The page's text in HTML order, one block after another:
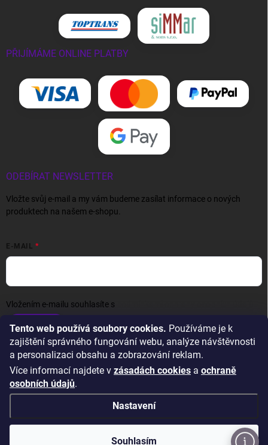
Tento web používá soubory cookies. Používáme je k
zajištění správného fungování webu, analýze návštěvnosti
a personalizaci obsahu a zobrazování reklam.
Více informací najdete v zásadách cookies a ochraně
osobních údajů.
Nastavení
Souhlasím
PŘIJÍMÁME ONLINE PLATBY
ODEBÍRAT NEWSLETTER
Vložte svůj e-mail a my vám budeme zasílat informace o nových
produktech na našem e-shopu.
E-MAIL
Vložením e-mailu souhlasíte s
Přihlásit se